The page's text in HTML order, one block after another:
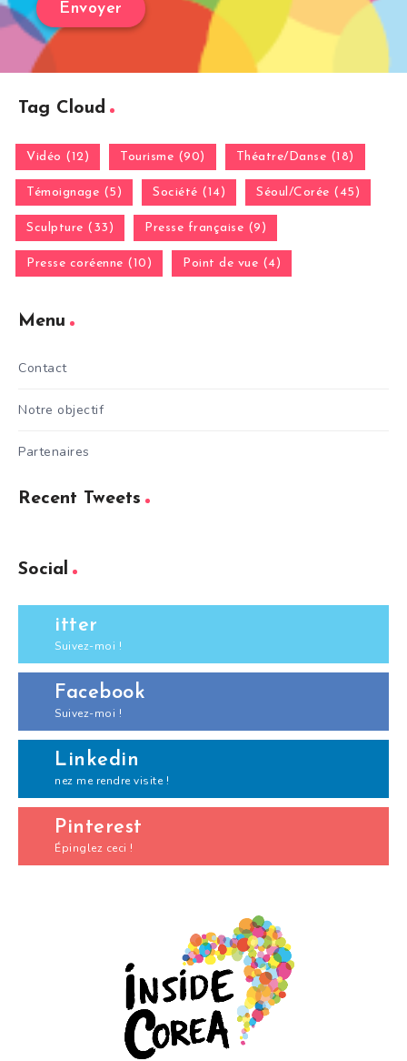
Tag Cloud
Vidéo (12) Tourisme (90) Théatre/Danse (18)
Témoignage (5) Société (14) Séoul/Corée (45)
Sculpture (33) Presse française (9)
Presse coréenne (10) Point de vue (4)
Menu
Contact
Notre objectif
Partenaires
Recent Tweets
Social
itter
Suivez-moi !
Facebook
Suivez-moi !
Linkedin
nez me rendre visite !
Pinterest
Épinglez ceci !